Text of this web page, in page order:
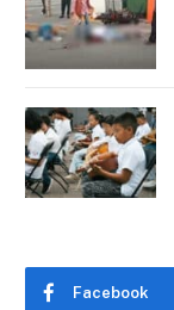
Facebook